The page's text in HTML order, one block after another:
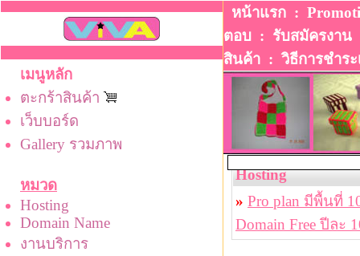
เมนูหลัก
ตะกร้าสินค้า
เว็บบอร์ด
Gallery รวมภาพ
หมวด
Hosting
Domain Name
งานบริการ
หน้าแรก :
ตอบ : รับสมัครงาน
สินค้า :วิธีการชําระ
Hosting
» Pro plan มีพื้นที่
Domain Free ปีละ